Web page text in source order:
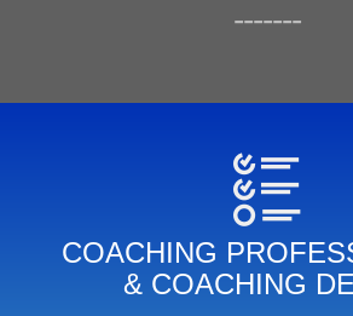
-------
COACHING
& COACHING